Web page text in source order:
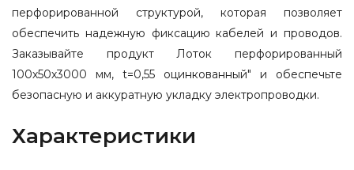
перфорированной структурой, которая позволяет
обеспечить надежную фиксацию кабелей и проводов.
Заказывайте продукт Лоток перфорированный
100х50х3000 мм, t=0,55 оцинкованный" и обеспечьте
безопасную и аккуратную укладку электропроводки.
Характеристики